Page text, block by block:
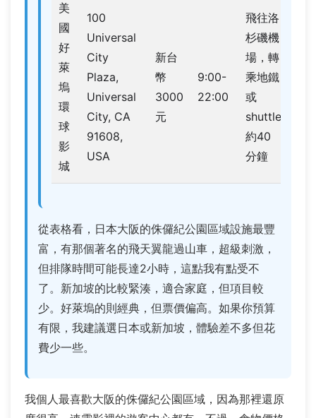
美
國
好
萊
塢
環
球
影
城
100
Universal
City
Plaza,
Universal
City, CA
91608,
USA
新台
幣
3000
元
9:00-
22:00
飛往洛
杉磯機
場，轉
乘地鐵
或
shuttle
約40
分鐘
從表格看，日本大阪的侏儸紀公園區域設施最豐
富，有那個著名的飛天翼龍過山車，超級刺激，
但排隊時間可能長達2小時，這點我有點受不
了。新加坡的比較緊湊，適合家庭，但項目較
少。好萊塢的則經典，但票價偏高。如果你預算
有限，我建議選日本或新加坡，體驗差不多但花
費少一些。
我個人最喜歡大阪的侏儸紀公園區域，因為那裡還原